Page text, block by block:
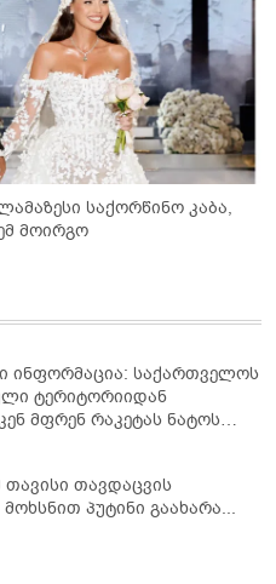
მოირგო
ინფორმაცია: საქართველოს
ტერიტორიიდან
მფრენ რაკეტას ნატოს
ჩაუშლია
თავისი თავდაცვის
პუტინი გაახარა...